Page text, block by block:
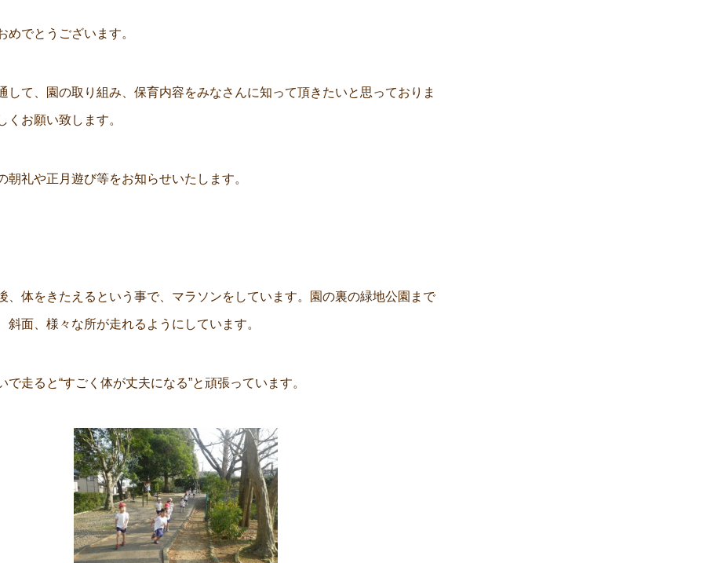
めでとうございます。
して、園の取り組み、保育内容をみなさんに知って頂きたいと思っておりま
くお願い致します。
朝礼や正月遊び等をお知らせいたします。
、体をきたえるという事で、マラソンをしています。園の裏の緑地公園まで
斜面、様々な所が走れるようにしています。
で走ると“すごく体が丈夫になる”と頑張っています。